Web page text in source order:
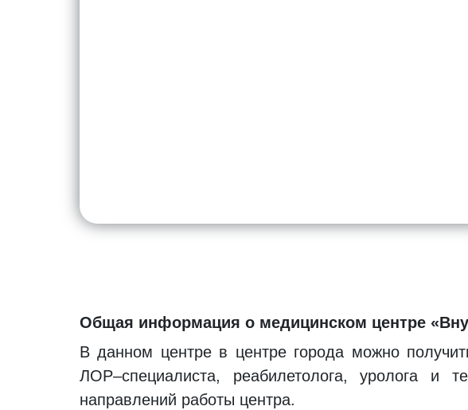
Общая информация о медицинском центре
В данном центре в центре города можно
ЛОР–специалиста, реабилетолога, уролога и
направлений работы центра.